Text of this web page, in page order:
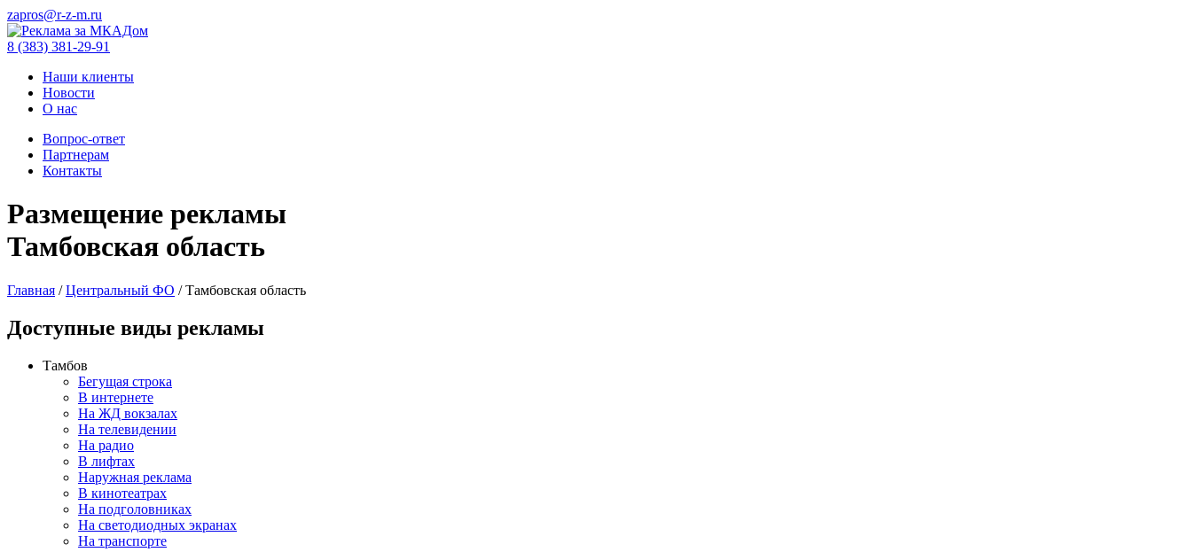
zapros@r-z-m.ru
8 (383) 381-29-91
Наши клиенты
Новости
О нас
Вопрос-ответ
Партнерам
Контакты
Размещение рекламы
Тамбовская область
Главная /Центральный ФО /Тамбовская область
Доступные виды рекламы
Тамбов
Бегущая строка
В интернете
На ЖД вокзалах
На телевидении
На радио
В лифтах
Наружная реклама
В кинотеатрах
На подголовниках
На светодиодных экранах
На транспорте